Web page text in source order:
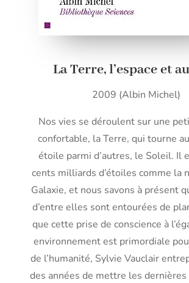
La Terre, l’espace et
2009 (Albin Michel)
Nos vies se déroulent sur une
confortable, la Terre, qui tourne
étoile parmi d’autres, le Soleil. Il
cents milliards d’étoiles comme la
Galaxie, et nous savons à présent
d’entre elles sont entourées de
que cette prise de conscience à
environnement est primordiale
de l’humanité, Sylvie Vauclair
des années de mettre les